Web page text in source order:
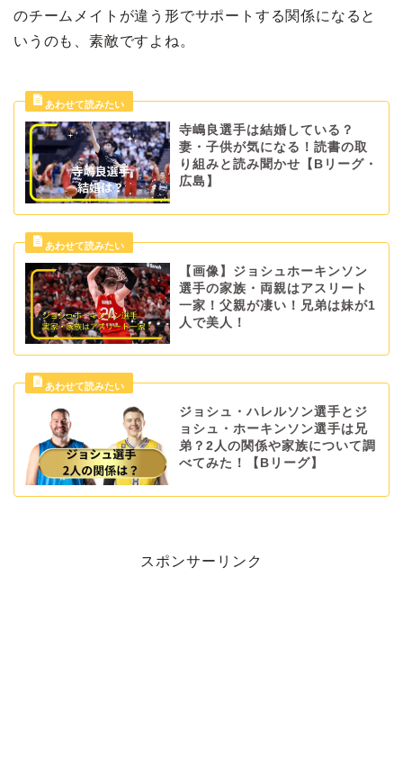
のチームメイトが違う形でサポートする関係になると
いうのも、素敵ですよね。
寺嶋良選手は結婚している？
妻・子供が気になる！読書の取
り組みと読み聞かせ【Bリーグ・
広島】
【画像】ジョシュホーキンソン
選手の家族・両親はアスリート
一家！父親が凄い！兄弟は妹が1
人で美人！
ジョシュ・ハレルソン選手とジ
ョシュ・ホーキンソン選手は兄
弟？2人の関係や家族について調
べてみた！【Bリーグ】
スポンサーリンク